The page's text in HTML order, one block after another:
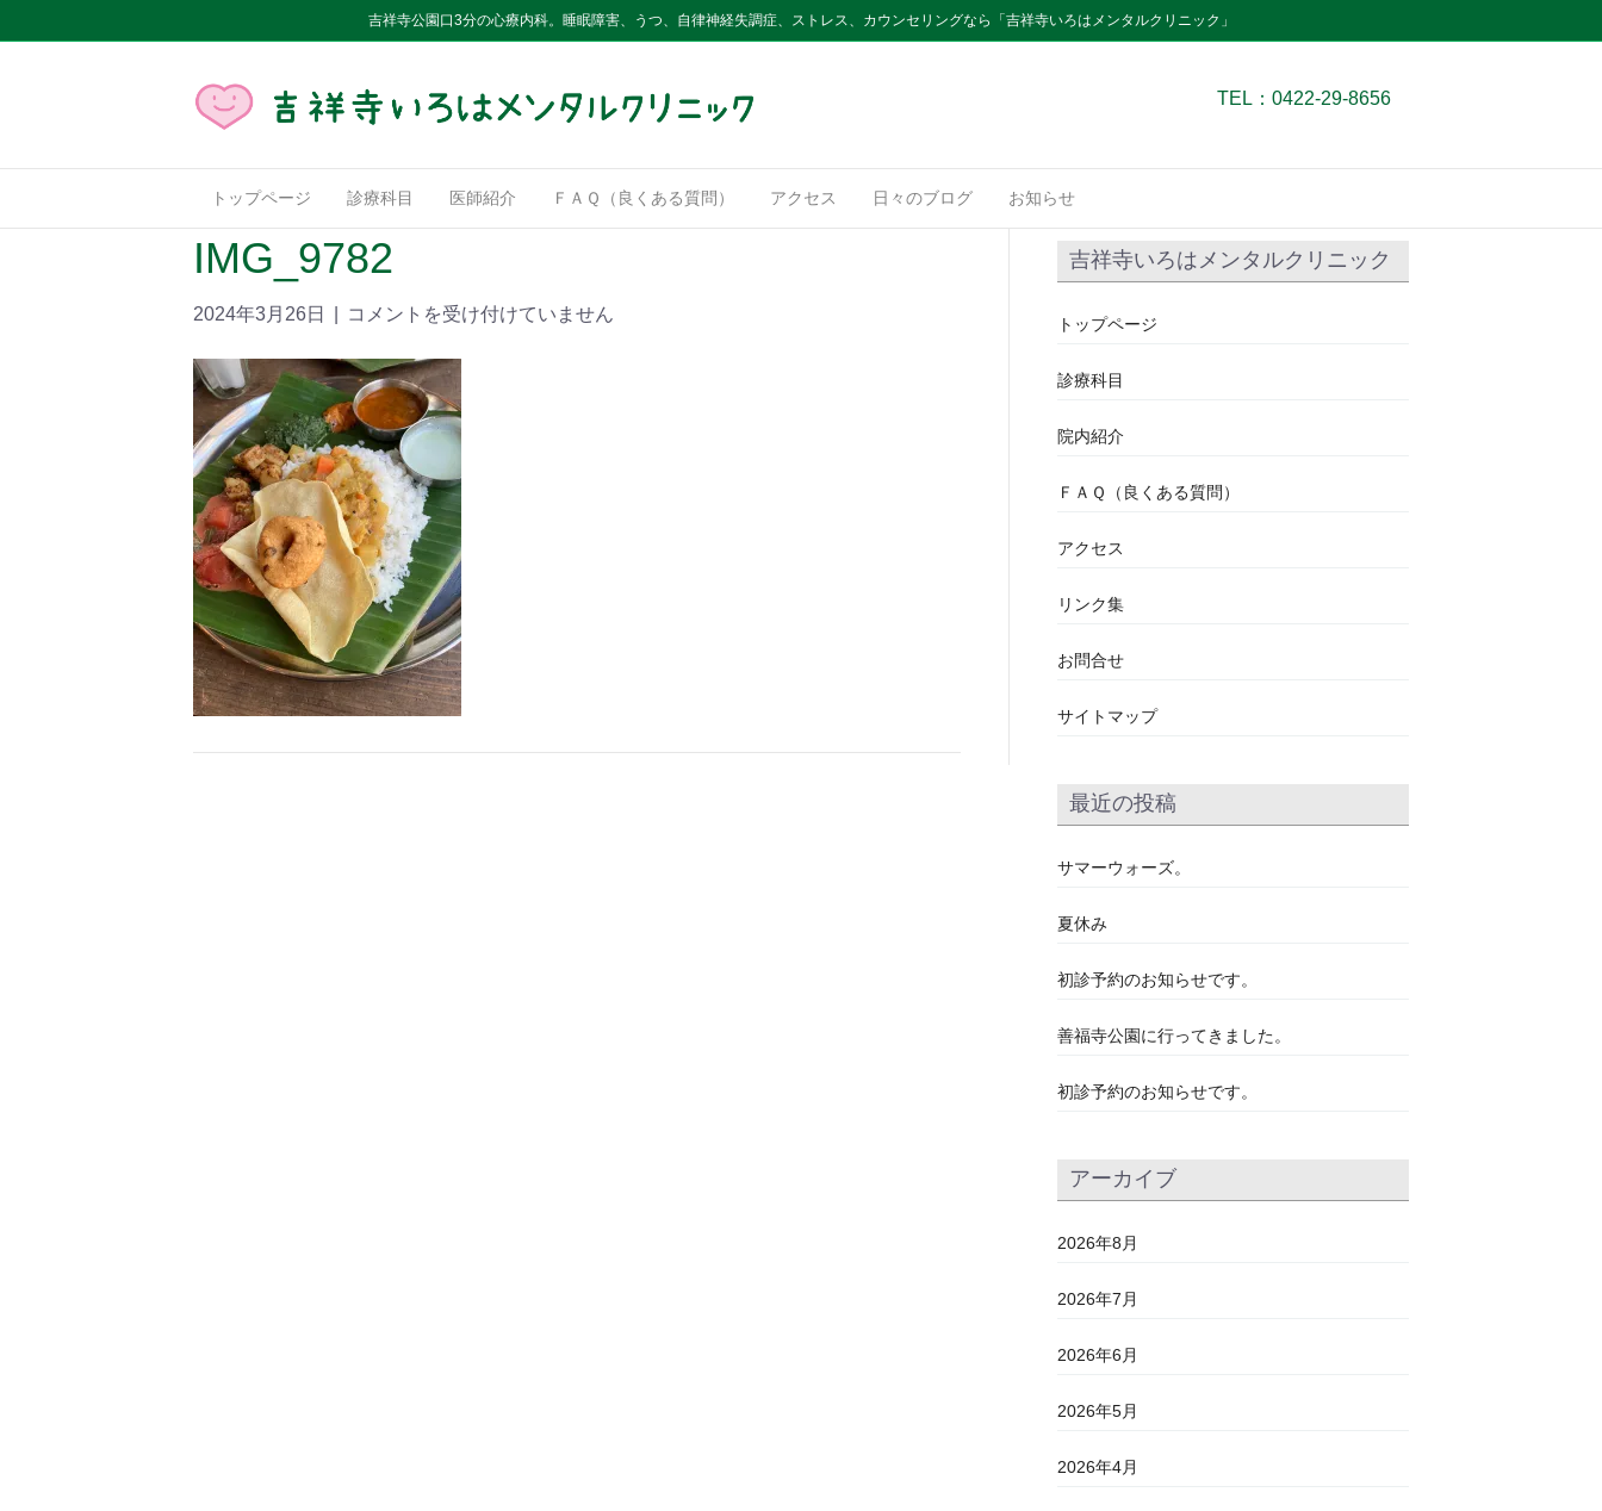
吉祥寺公園口3分の心療内科。睡眠障害、うつ、自律神経失調症、ストレス、カウンセリングなら「吉祥寺いろはメンタルクリニック」
TEL：0422-29-8656
トップページ 診療科目 医師紹介 ＦＡＱ（良くある質問） アクセス 日々のブログ お知らせ
IMG_9782
2024年3月26日 コメントを受け付けていません
吉祥寺いろはメンタルクリニック
トップページ
診療科目
院内紹介
ＦＡＱ（良くある質問）
アクセス
リンク集
お問合せ
サイトマップ
最近の投稿
サマーウォーズ。
夏休み
初診予約のお知らせです。
善福寺公園に行ってきました。
初診予約のお知らせです。
アーカイブ
2026年8月
2026年7月
2026年6月
2026年5月
2026年4月